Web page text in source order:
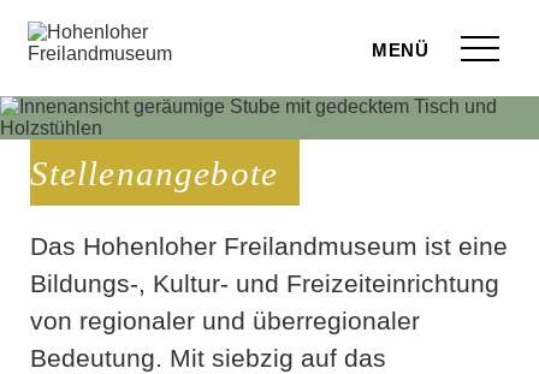
Menü
Besuch
Fragen
Stellenangebote
Das Hohenloher Freilandmuseum ist eine
Bildungs-, Kultur- und Freizeiteinrichtung
von regionaler und überregionaler
Bedeutung. Mit siebzig auf das